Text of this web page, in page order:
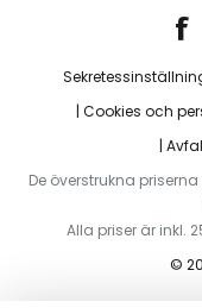
Cookies och
De överstrukna
Alla priser är inkl.
©